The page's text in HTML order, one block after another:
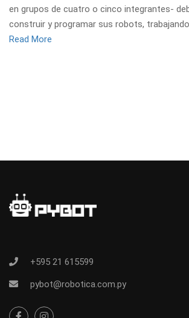
en grupos de cuatro o cinco integrantes-
construir y programar sus robots,
Read More
+595 21 615599
pybot@robotica.com.py